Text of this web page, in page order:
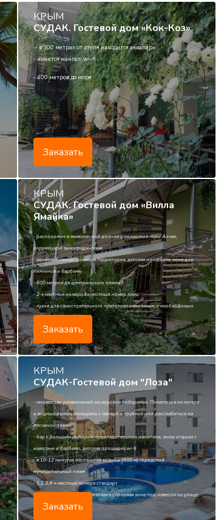
КРЫМ
СУДАК. Гостевой дом «Кок-Коз»
-- в 300 метрах от отеля находится аквапарк
- имеется мангал, wi-fi
- 400 метров до моря
Заказать
КРЫМ
СУДАК. Гостевой дом «Вилла
Ямайка»
- расположен в живописной долине у подножия горы Алчак,
окружённой виноградниками
- зелёная благоустроенная территория, детская площадка, зона для
пикников и барбекю
- 600 метров до центрального пляжа
- 2-х местные номера,4х местный номер люкс
- кухня для самостоятельного приготовления пищи, с необходимым
набором посуды
Заказать
КРЫМ
СУДАК-Гостевой дом "Лоза"
- множество развлечений на морском побережье. Покататься на катере
и водных лыжах, понырять с маской и трубкой или расслабиться на
песчаном пляже
- бар с большим выбором прохладительных напитков, зоны отдыха с
навесами и барбекю, детская площадка,wi-fi
- в 10-12 минутах неспешной ходьбы (600 м) городской
муниципальный пляж
- 1,2,3,4-х местные номера стандарт
- для приема пищи организована столовая зона под навесом на улице
Заказать